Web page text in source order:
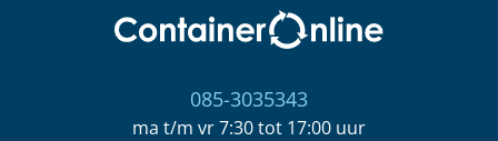
085-3035343
ma t/m vr 7:30 tot 17:00 uur